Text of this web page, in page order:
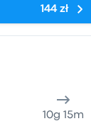
144 zł
10g 15m